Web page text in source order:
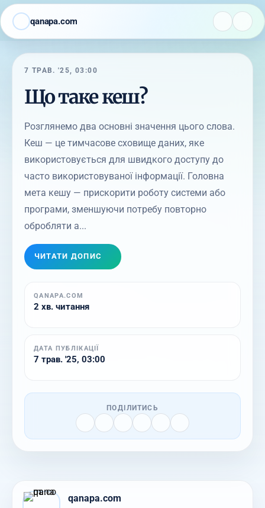
qanapa.com
7 ТРАВ. '25, 03:00
Що таке кеш?
Розглянемо два основні значення цього слова.
Кеш — це тимчасове сховище даних, яке
використовується для швидкого доступу до
часто використовуваної інформації. Головна
мета кешу — прискорити роботу системи або
програми, зменшуючи потребу повторно
обробляти а...
ЧИТАТИ ДОПИС
QANAPA.COM
2 хв. читання
ДАТА ПУБЛІКАЦІЇ
7 трав. '25, 03:00
ПОДІЛИТИСЬ
qanapa.com